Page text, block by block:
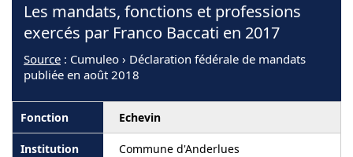
Les mandats, fonctions et professions
exercés par Franco Baccati en 2017
Source : Cumuleo › Déclaration fédérale de mandats
publiée en août 2018
Echevin
Commune d'Anderlues